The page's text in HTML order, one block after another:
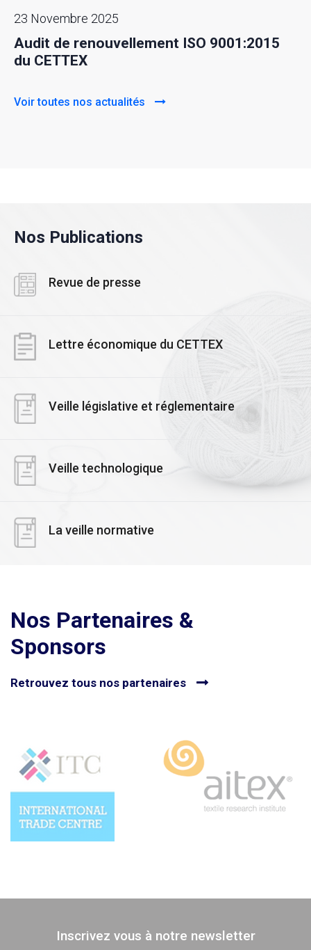
23 Novembre 2025
Audit de renouvellement ISO 9001:2015
du CETTEX
Voir toutes nos actualités
Nos Publications
Revue de presse
Lettre économique du CETTEX
Veille législative et réglementaire
Veille technologique
La veille normative
Nos Partenaires &
Sponsors
Retrouvez tous nos partenaires
Inscrivez vous à notre newsletter